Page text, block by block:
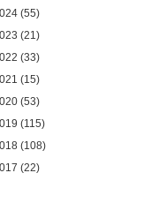
(55)
(21)
(33)
(15)
(53)
(115)
(108)
(22)